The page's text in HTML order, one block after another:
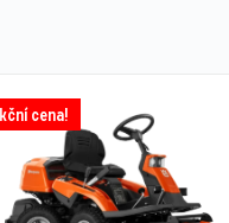
cena!